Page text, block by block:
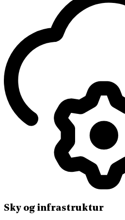
Sky og infrastruktur